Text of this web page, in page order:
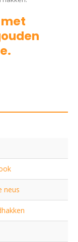
neus